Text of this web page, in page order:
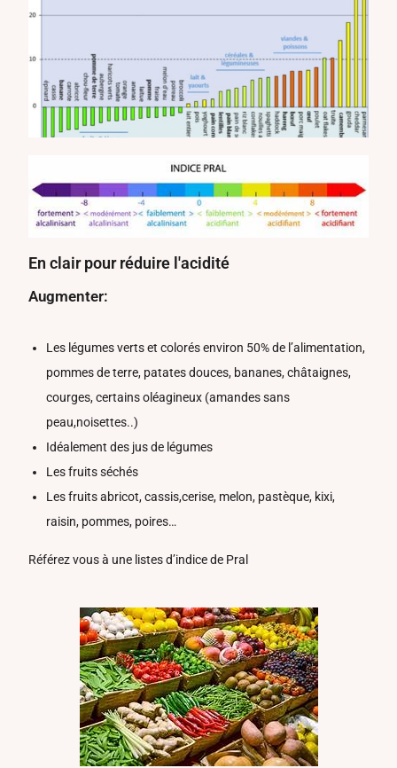
En clair pour réduire l'acidité
Augmenter:
Les légumes verts et colorés environ 50% de l’alimentation,
pommes de terre, patates douces, bananes, châtaignes,
courges, certains oléagineux (amandes sans
peau,noisettes..)
Idéalement des jus de légumes
Les fruits séchés
Les fruits abricot, cassis,cerise, melon, pastèque, kixi,
raisin, pommes, poires…
Référez vous à une listes d’indice de Pral